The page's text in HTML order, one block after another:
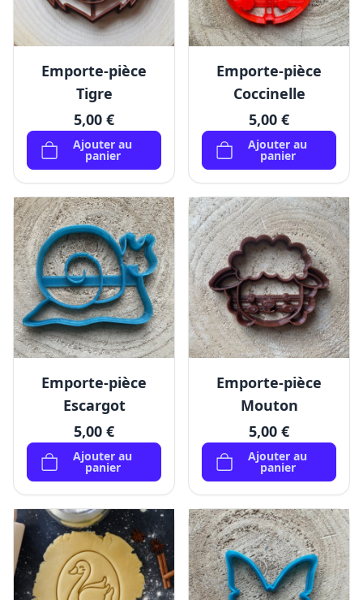
Emporte-pièce
Tigre
5,00 €
Ajouter au
panier
Emporte-pièce
Coccinelle
5,00 €
Ajouter au
panier
Emporte-pièce
Escargot
5,00 €
Ajouter au
panier
Emporte-pièce
Mouton
5,00 €
Ajouter au
panier